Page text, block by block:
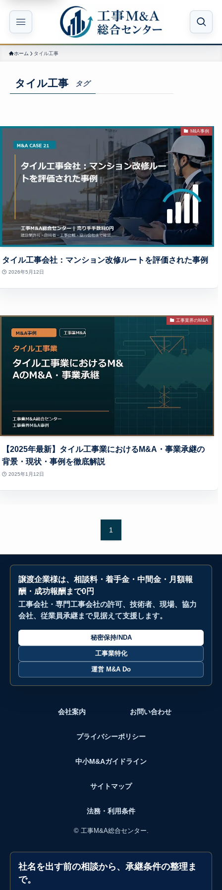
ホーム タイル工事
タイル工事 タグ
M&A事例
タイル工事会社：マンション改修ルートを評価された事例
2026年5月12日
工事業界のM&A
【2025年最新】タイル工事業におけるM&A・事業承継の
背景・現状・事例を徹底解説
2025年1月12日
1
譲渡企業様は、相談料・着手金・中間金・月額報
酬・成功報酬まで0円
工事会社・専門工事会社の許可、技術者、現場、協力
会社、従業員承継まで見据えて支援します。
秘密保持/NDA
工事業特化
運営 M&A Do
会社案内 お問い合わせ
プライバシーポリシー
中小M&Aガイドライン
サイトマップ
法務・利用条件
©工事M&A総合センター.
社名を出す前の相談から、承継条件の整理ま
で。